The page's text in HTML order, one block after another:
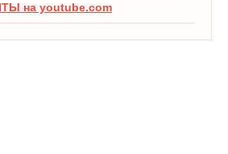
на youtube.com